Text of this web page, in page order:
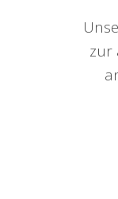
zur